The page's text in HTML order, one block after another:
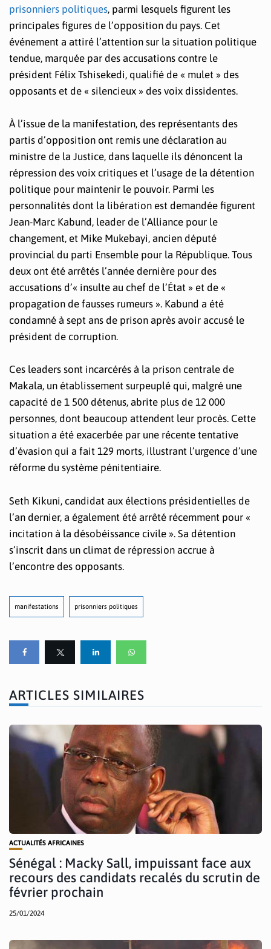
prisonniers politiques, parmi lesquels figurent les
principales figures de l’opposition du pays. Cet
événement a attiré l’attention sur la situation politique
tendue, marquée par des accusations contre le
président Félix Tshisekedi, qualifié de « mulet » des
opposants et de « silencieux » des voix dissidentes.
À l’issue de la manifestation, des représentants des
partis d’opposition ont remis une déclaration au
ministre de la Justice, dans laquelle ils dénoncent la
répression des voix critiques et l’usage de la détention
politique pour maintenir le pouvoir. Parmi les
personnalités dont la libération est demandée figurent
Jean-Marc Kabund, leader de l’Alliance pour le
changement, et Mike Mukebayi, ancien député
provincial du parti Ensemble pour la République. Tous
deux ont été arrêtés l’année dernière pour des
accusations d’« insulte au chef de l’État » et de «
propagation de fausses rumeurs ». Kabund a été
condamné à sept ans de prison après avoir accusé le
président de corruption.
Ces leaders sont incarcérés à la prison centrale de
Makala, un établissement surpeuplé qui, malgré une
capacité de 1 500 détenus, abrite plus de 12 000
personnes, dont beaucoup attendent leur procès. Cette
situation a été exacerbée par une récente tentative
d’évasion qui a fait 129 morts, illustrant l’urgence d’une
réforme du système pénitentiaire.
Seth Kikuni, candidat aux élections présidentielles de
l’an dernier, a également été arrêté récemment pour «
incitation à la désobéissance civile ». Sa détention
s’inscrit dans un climat de répression accrue à
l’encontre des opposants.
manifestations prisonniers politiques
ARTICLES SIMILAIRES
ACTUALITÉS AFRICAINES
Sénégal : Macky Sall, impuissant face aux
recours des candidats recalés du scrutin de
février prochain
25/01/2024